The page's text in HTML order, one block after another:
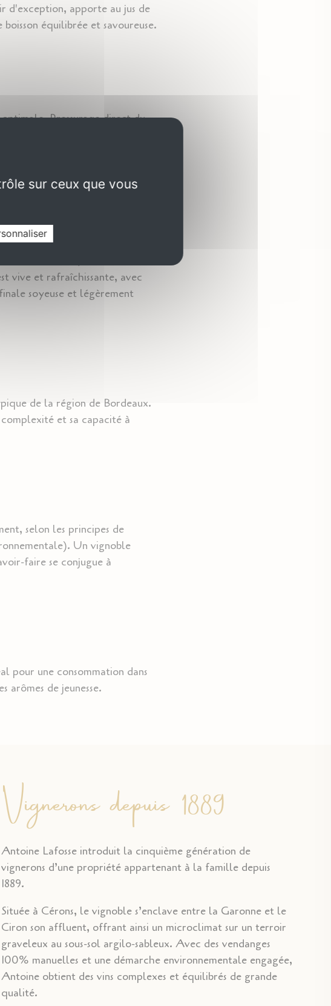
d'exception, apporte au jus de
équilibrée et savoureuse.
Pressurage direct du
sont réalisées par la
vive et rafraîchissante, avec
soyeuse et légèrement
de la région de Bordeaux.
et sa capacité à
selon les principes de
Un vignoble
faire se conjugue à
pour une consommation dans
arômes de jeunesse.
Vignerons depuis 1889
Antoine Lafosse introduit la cinquième génération de
vignerons d’une propriété appartenant à la famille depuis
1889.
Située à Cérons, le vignoble s’enclave entre la Garonne et le
Ciron son affluent, offrant ainsi un microclimat sur un terroir
graveleux au sous-sol argilo-sableux. Avec des vendanges
100% manuelles et une démarche environnementale engagée,
Antoine obtient des vins complexes et équilibrés de grande
qualité.
sur ceux que vous